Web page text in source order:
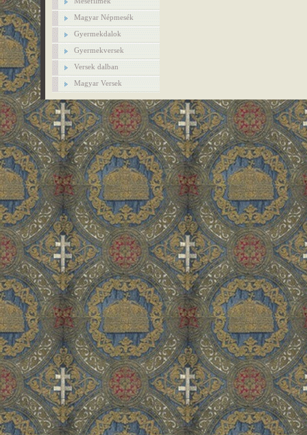
Magyar Népmesék
Gyermekdalok
Gyermekversek
Versek dalban
Magyar Versek